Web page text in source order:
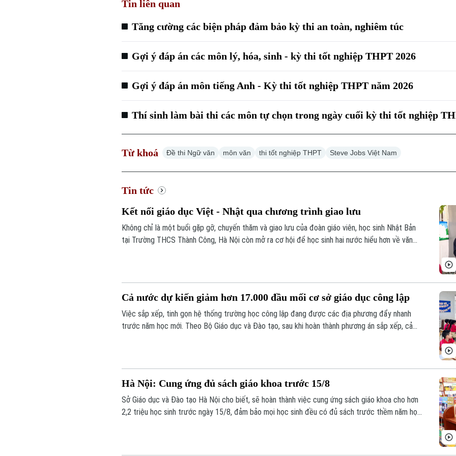
Tin liên quan
Tăng cường các biện pháp đảm bảo kỳ thi an toàn, nghiêm túc
Gợi ý đáp án các môn lý, hóa, sinh - kỳ thi tốt nghiệp THPT 2026
Gợi ý đáp án môn tiếng Anh - Kỳ thi tốt nghiệp THPT năm 2026
Thí sinh làm bài thi các môn tự chọn trong ngày cuối kỳ thi tốt nghiệp
Từ khoá Đề thi Ngữ văn môn văn thi tốt nghiệp THPT Steve Jobs Việt Nam
Tin tức
Kết nối giáo dục Việt - Nhật qua chương trình giao lưu
Không chỉ là một buổi gặp gỡ, chuyến thăm và giao lưu của đoàn giáo viên, học sinh Nhật Bản
tại Trường THCS Thành Công, Hà Nội còn mở ra cơ hội để học sinh hai nước hiểu hơn về văn
Cả nước dự kiến giảm hơn 17.000 đầu mối cơ sở giáo dục công lập
Việc sắp xếp, tinh gọn hệ thống trường học công lập đang được các địa phương đẩy nhanh
trước năm học mới. Theo Bộ Giáo dục và Đào tạo, sau khi hoàn thành phương án sắp xếp, cả
Hà Nội: Cung ứng đủ sách giáo khoa trước 15/8
Sở Giáo dục và Đào tạo Hà Nội cho biết, sẽ hoàn thành việc cung ứng sách giáo khoa cho hơn
2,2 triệu học sinh trước ngày 15/8, đảm bảo mọi học sinh đều có đủ sách trước thềm năm học